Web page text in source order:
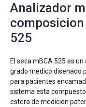
Analizador
525
El seca mBCA 525 es
grado medico disenado
para pacientes
sistema esta
estera de medicion